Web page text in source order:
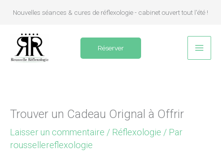
contenu
Nouvelles séances & cures de réflexologie - cabinet ouvert tout l'été !
Réserver
Trouver un Cadeau Orignal à Offrir
Laisser un commentaire / Réflexologie / Par
roussellereflexologie